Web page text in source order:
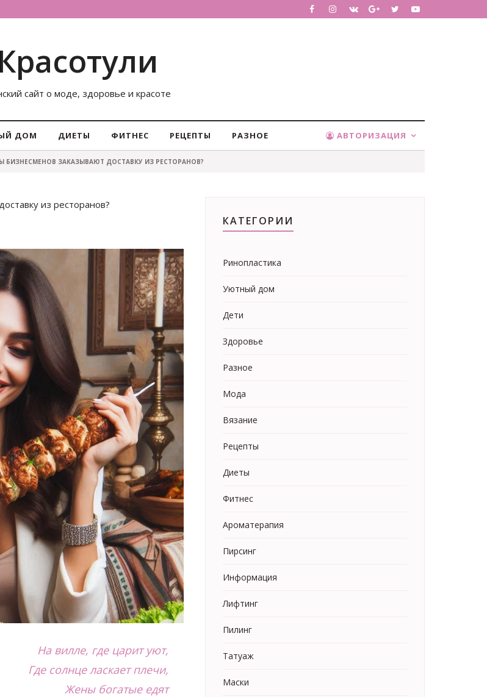
Красотули
сайт о моде, здоровье и красоте
ДОМ ДИЕТЫ ФИТНЕС РЕЦЕПТЫ РАЗНОЕ АВТОРИЗАЦИЯ
ЗАКАЗЫВАЮТ ДОСТАВКУ ИЗ РЕСТОРАНОВ?
из ресторанов?
На вилле, где царит уют,
Где солнце ласкает плечи,
Жены богатые едят
КАТЕГОРИИ
Ринопластика
Уютный дом
Дети
Здоровье
Разное
Мода
Вязание
Рецепты
Диеты
Фитнес
Ароматерапия
Пирсинг
Информация
Лифтинг
Пилинг
Татуаж
Маски